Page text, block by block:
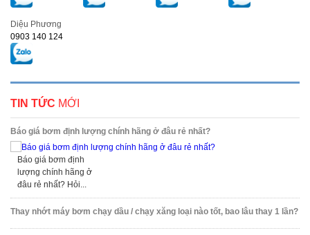
Diệu Phương
0903 140 124
TIN TỨC MỚI
Báo giá bơm định lượng chính hãng ở đâu rẻ nhất?
Báo giá bơm định
lượng chính hãng ở
đâu rẻ nhất? Hỏi...
Thay nhớt máy bơm chạy dầu / chạy xăng loại nào tốt, bao lâu thay 1 lần?